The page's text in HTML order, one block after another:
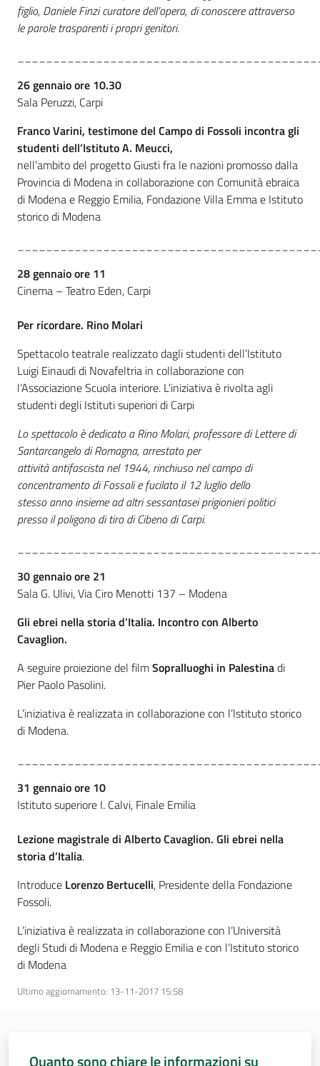
figlio, Daniele Finzi curatore dell’opera, di conoscere attraverso
le parole trasparenti i propri genitori.
26 gennaio ore 10.30
Sala Peruzzi, Carpi
Franco Varini, testimone del Campo di Fossoli incontra gli
studenti dell’Istituto A. Meucci,
nell’ambito del progetto Giusti fra le nazioni promosso dalla
Provincia di Modena in collaborazione con Comunità ebraica
di Modena e Reggio Emilia, Fondazione Villa Emma e Istituto
storico di Modena
28 gennaio ore 11
Cinema – Teatro Eden, Carpi
Per ricordare. Rino Molari
Spettacolo teatrale realizzato dagli studenti dell’Istituto
Luigi Einaudi di Novafeltria in collaborazione con
l’Associazione Scuola interiore. L’iniziativa è rivolta agli
studenti degli Istituti superiori di Carpi
Lo spettacolo è dedicato a Rino Molari, professore di Lettere di
Santarcangelo di Romagna, arrestato per
attività antifascista nel 1944, rinchiuso nel campo di
concentramento di Fossoli e fucilato il 12 luglio dello
stesso anno insieme ad altri sessantasei prigionieri politici
presso il poligono di tiro di Cibeno di Carpi.
30 gennaio ore 21
Sala G. Ulivi, Via Ciro Menotti 137 – Modena
Gli ebrei nella storia d’Italia. Incontro con Alberto
Cavaglion.
A seguire proiezione del filmSopralluoghi in Palestinadi
Pier Paolo Pasolini.
L’iniziativa è realizzata in collaborazione con l’Istituto storico
di Modena.
31 gennaio ore 10
Istituto superiore I. Calvi, Finale Emilia
Lezione magistrale di Alberto Cavaglion. Gli ebrei nella
storia d’Italia.
Introduce Lorenzo Bertucelli, Presidente della Fondazione
Fossoli.
L’iniziativa è realizzata in collaborazione con l’Università
degli Studi di Modena e Reggio Emilia e con l’Istituto storico
di Modena
Ultimo aggiornamento: 13-11-2017 15:58
Quanto sono chiare le informazioni su